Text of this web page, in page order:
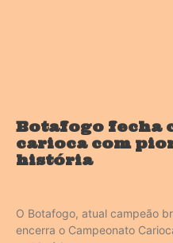
Botafogo fecha
carioca com
história
O Botafogo, atual campeão
encerra o Campeonato